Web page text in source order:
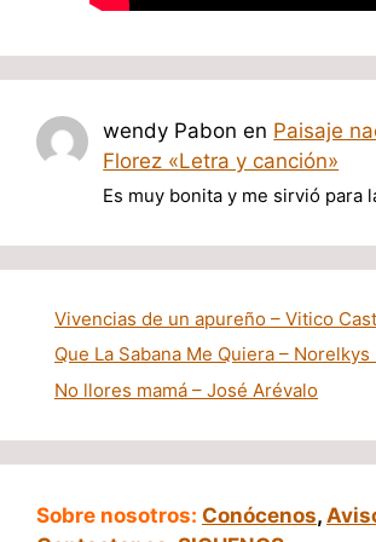
wendy Pabon en Paisaje
Florez «Letra y canción»
Es muy bonita y me sirvió para
Vivencias de un apureño – Vitico
Que La Sabana Me Quiera – Norelkys
No llores mamá – José Arévalo
Sobre nosotros: Conócenos,